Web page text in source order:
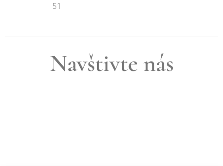
51
Navštivte nás